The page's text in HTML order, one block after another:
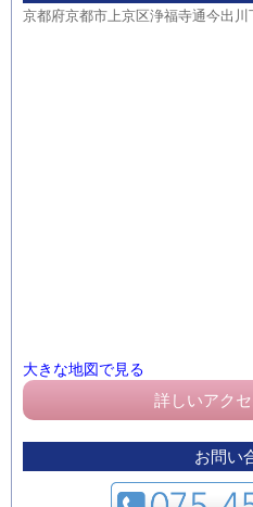
京都府京都市上京区浄福寺通今出
大きな地図で見る
詳しいアク
お問い